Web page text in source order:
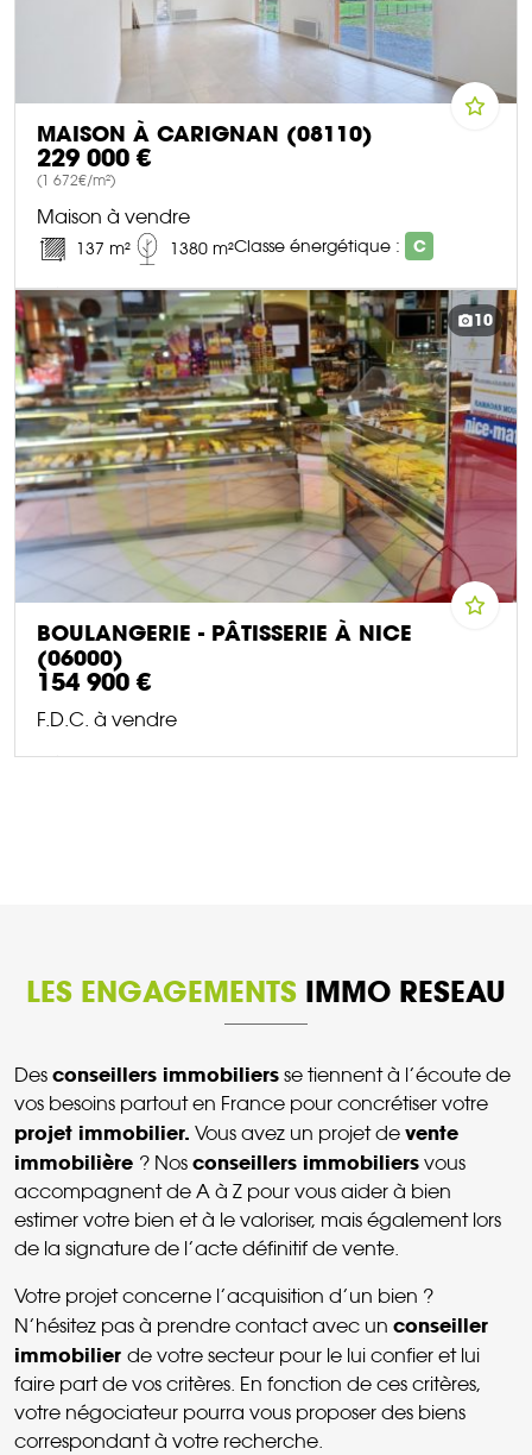
MAISON À CARIGNAN (08110)
229 000 €
(1 672€/m²)
Maison à vendre
137 m² 1380 m²Classe énergétique : C
DÉCOUVRIR CE BIEN
10
BOULANGERIE - PÂTISSERIE À NICE
(06000)
154 900 €
F.D.C. à vendre
LES ENGAGEMENTS IMMO RESEAU
Des conseillers immobiliers se tiennent à l’écoute de
vos besoins partout en France pour concrétiser votre
projet immobilier. Vous avez un projet de vente
immobilière ? Nos conseillers immobiliers vous
accompagnent de A à Z pour vous aider à bien
estimer votre bien et à le valoriser, mais également lors
de la signature de l’acte définitif de vente.
Votre projet concerne l’acquisition d’un bien ?
N’hésitez pas à prendre contact avec un conseiller
immobilier de votre secteur pour le lui confier et lui
faire part de vos critères. En fonction de ces critères,
votre négociateur pourra vous proposer des biens
correspondant à votre recherche.